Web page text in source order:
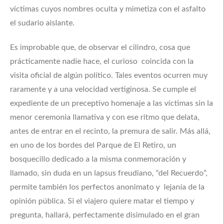
víctimas cuyos nombres oculta y mimetiza con el asfalto
el sudario aislante.
Es improbable que, de observar el cilindro, cosa que
prácticamente nadie hace, el curioso coincida con la
visita oficial de algún político. Tales eventos ocurren muy
raramente y a una velocidad vertiginosa. Se cumple el
expediente de un preceptivo homenaje a las víctimas sin la
menor ceremonia llamativa y con ese ritmo que delata,
antes de entrar en el recinto, la premura de salir. Más allá,
en uno de los bordes del Parque de El Retiro, un
bosquecillo dedicado a la misma conmemoración y
llamado, sin duda en un lapsus freudiano, “del Recuerdo”,
permite también los perfectos anonimato y lejanía de la
opinión pública. Si el viajero quiere matar el tiempo y
pregunta, hallará, perfectamente disimulado en el gran